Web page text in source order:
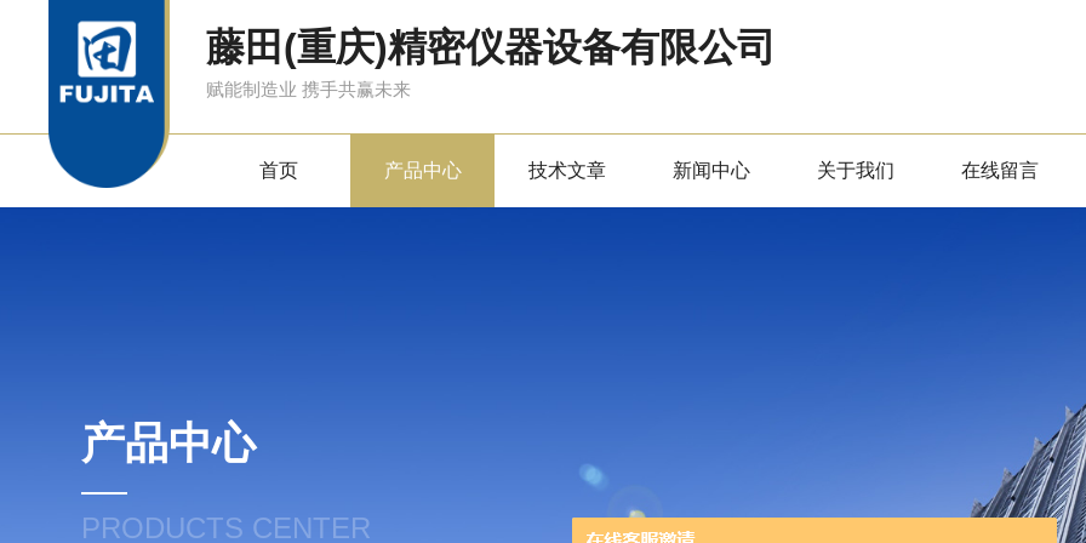
藤田(重庆)精密仪器设备有限公司
赋能制造业 携手共赢未来
首页 产品中心 技术文章 新闻中心 关于我们 在线留言
产品中心
PRODUCTS CENTER